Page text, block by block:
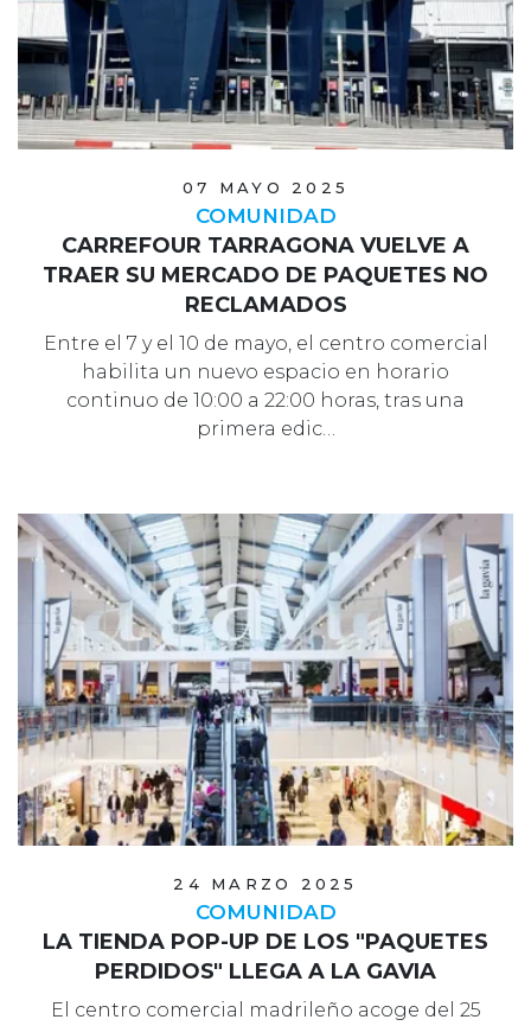
07 MAYO 2025
COMUNIDAD
CARREFOUR TARRAGONA VUELVE A
TRAER SU MERCADO DE PAQUETES NO
RECLAMADOS
Entre el 7 y el 10 de mayo, el centro comercial
habilita un nuevo espacio en horario
continuo de 10:00 a 22:00 horas, tras una
primera edic…
24 MARZO 2025
COMUNIDAD
LA TIENDA POP-UP DE LOS "PAQUETES
PERDIDOS" LLEGA A LA GAVIA
El centro comercial madrileño acoge del 25